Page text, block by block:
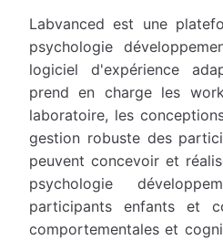
Labvanced est une
psychologie
logiciel d'expérience
prend en charge les
laboratoire, les
gestion robuste des
peuvent concevoir et
psychologie
participants enfants et
comportementales et